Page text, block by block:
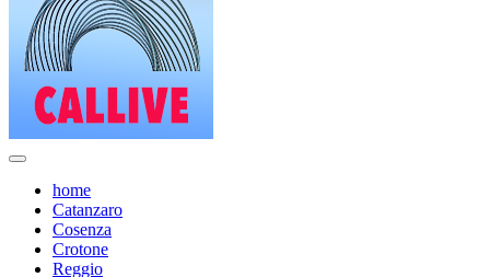
home
Catanzaro
Cosenza
Crotone
Reggio